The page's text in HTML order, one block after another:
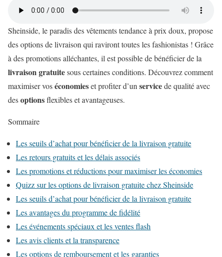
Sheinside, le paradis des vêtements tendance à prix doux, propose
des options de livraison qui raviront toutes les fashionistas ! Grâce
à des promotions alléchantes, il est possible de bénéficier de la
livraisongratuitesous certaines conditions. Découvrez comment
maximiser voséconomieset profiter d’unservicede qualité avec
desoptionsflexibles et avantageuses.
Sommaire
Les seuils d’achat pour bénéficier de la livraison gratuite
Les retours gratuits et les délais associés
Les promotions et réductions pour maximiser les économies
Quizz sur les options de livraison gratuite chez Sheinside
Les seuils d’achat pour bénéficier de la livraison gratuite
Les avantages du programme de fidélité
Les événements spéciaux et les ventes flash
Les avis clients et la transparence
Les options de remboursement et les garanties